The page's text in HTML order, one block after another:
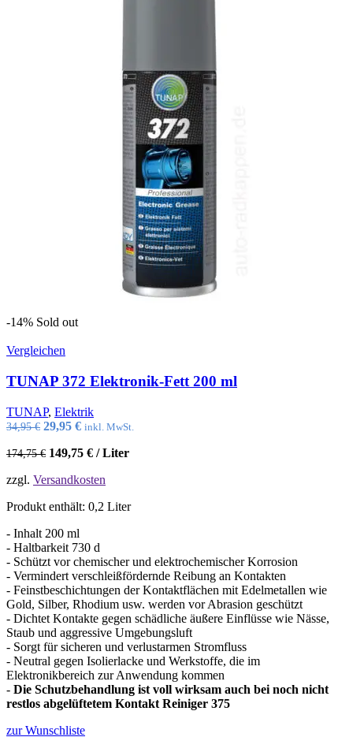
-14% Sold out
Vergleichen
TUNAP 372 Elektronik-Fett 200 ml
TUNAP, Elektrik
34,95€ Ursprünglicher
war:
29,95 €Aktueller
ist:
inkl. MwSt.
174,75€ 149,75 € /Liter
zzgl. Versandkosten
Produkt enthält: 0,2 Liter
- Inhalt 200 ml
- Haltbarkeit 730 d
- ​Schützt vor chemischer und elektrochemischer Korrosion
- Vermindert verschleißfördernde Reibung an Kontakten
- Feinstbeschichtungen der Kontaktflächen mit Edelmetallen wie
Gold, Silber, Rhodium usw. werden vor Abrasion geschützt
- Dichtet Kontakte gegen schädliche äußere Einflüsse wie Nässe,
Staub und aggressive Umgebungsluft
- Sorgt für sicheren und verlustarmen Stromfluss
- Neutral gegen Isolierlacke und Werkstoffe, die im
Elektronikbereich zur Anwendung kommen
- Die Schutzbehandlung ist voll wirksam auch bei noch nicht
restlos abgelüftetem Kontakt Reiniger 375
zur Wunschliste